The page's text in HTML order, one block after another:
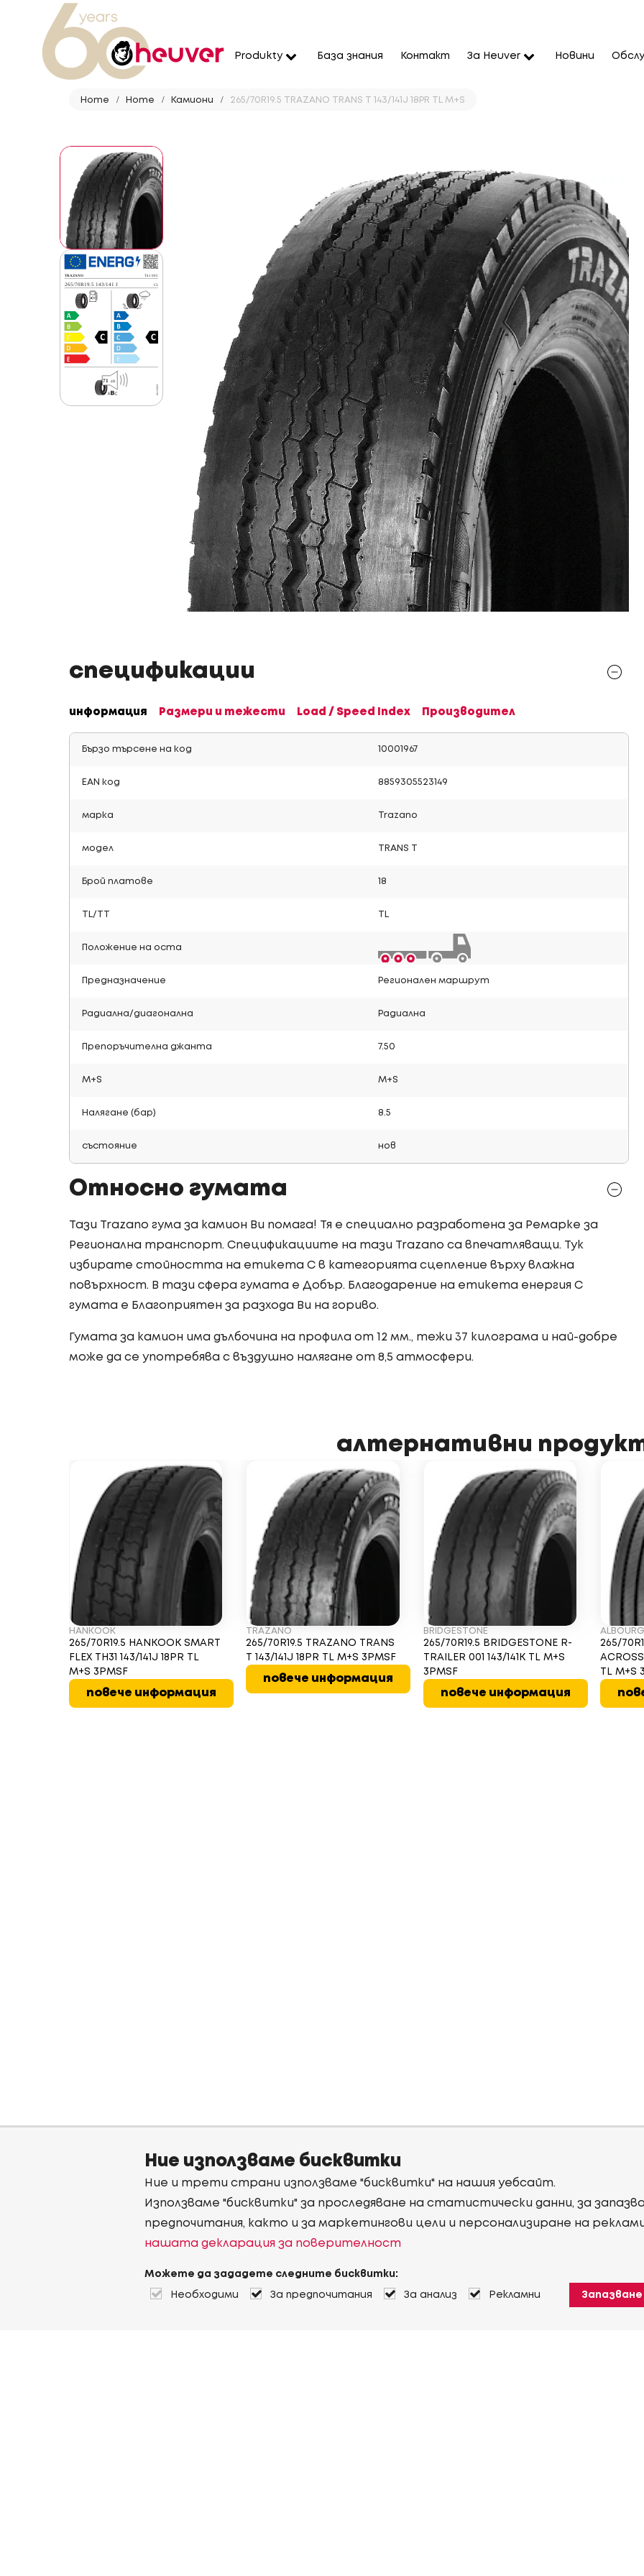
Produkty База знания Контакт За Heuver Новини
Home Home Камиони 265/70R19.5 TRAZANO TRANS T 143/141J 18PR TL M+S
спецификации
информация Размери и тежести Load / Speed Index Производител
Бързо търсене на код 10001967
EAN код 8859305523149
марка Trazano
модел TRANS T
Брой платове 18
TL/TT
Положение на оста
Предназначение Регионален маршрут
Радиална/диагонална Радиална
Препоръчителна джанта 7.50
M+S M+S
Налягане (бар) 8.5
състояние нов
Относно гумата
Тази Trazano гума за камион Ви помага! Тя е специално разработена за Ремарке за
Регионална транспорт. Спецификациите на тази Trazano са впечатляващи. Тук
избирате стойността на етикета C в категорията сцепление върху влажна
повърхност. В тази сфера гумата е Добър. Благодарение на етикета енергия C
гумата е Благоприятен за разхода Ви на гориво.
Гумата за камион има дълбочина на профила от 12 мм., тежи 37 килограма и най-добре
може да се употребява с въздушно налягане от 8,5 атмосфери.
алтернативни
HANKOOK
265/70R19.5 HANKOOK SMART
FLEX TH31 143/141J 18PR TL
M+S 3PMSF
повече информация
TRAZANO
265/70R19.5 TRAZANO TRANS
T 143/141J 18PR TL M+S 3PMSF
повече информация
BRIDGESTONE
265/70R19.5 BRIDGESTONE R-
TRAILER 001 143/141K TL M+S
3PMSF
повече информация
265/
ACROSS
TL M+S
Ние използваме бисквитки
Ние и трети страни използваме "бисквитки" на нашия уебсайт.
Използваме "бисквитки" за проследяване на статистически данни, за
предпочитания, както и за маркетингови цели и персонализиране на
нашата декларация за поверителност
Можете да зададете следните бисквитки:
Необходими За предпочитания За анализ Рекламни